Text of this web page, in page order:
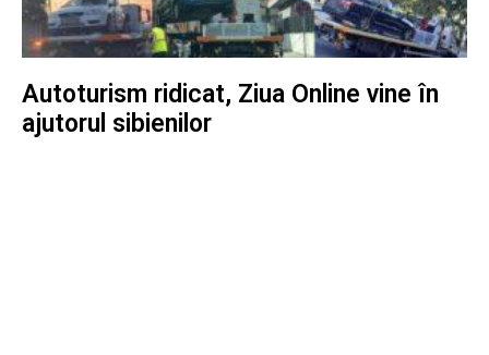
Autoturism ridicat, Ziua Online vine în
ajutorul sibienilor